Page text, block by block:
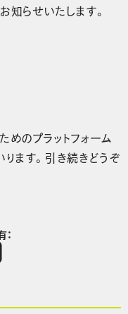
知らせいたします。
めのプラットフォーム
ります。引き続きどうぞ